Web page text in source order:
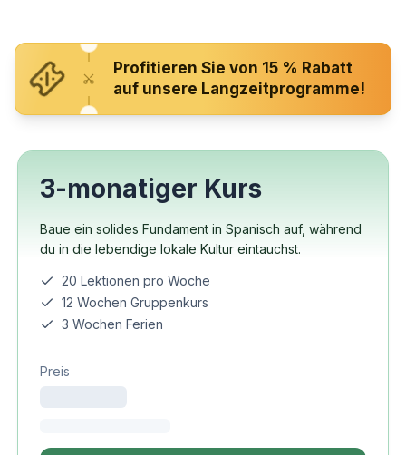
Profitieren Sie von 15 % Rabatt
auf unsere Langzeitprogramme!
3-monatiger Kurs
Baue ein solides Fundament in Spanisch auf, während
du in die lebendige lokale Kultur eintauchst.
20 Lektionen pro Woche
12 Wochen Gruppenkurs
3 Wochen Ferien
Preis